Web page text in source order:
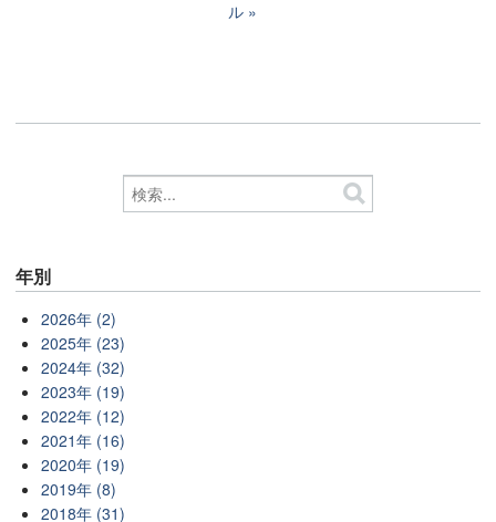
ル
年別
2026年 (2)
2025年 (23)
2024年 (32)
2023年 (19)
2022年 (12)
2021年 (16)
2020年 (19)
2019年 (8)
2018年 (31)